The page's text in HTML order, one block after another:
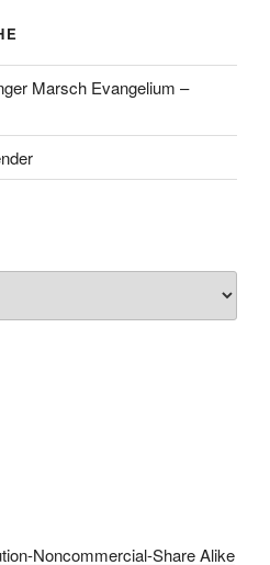
Evangelium –
Noncommercial-Share Alike